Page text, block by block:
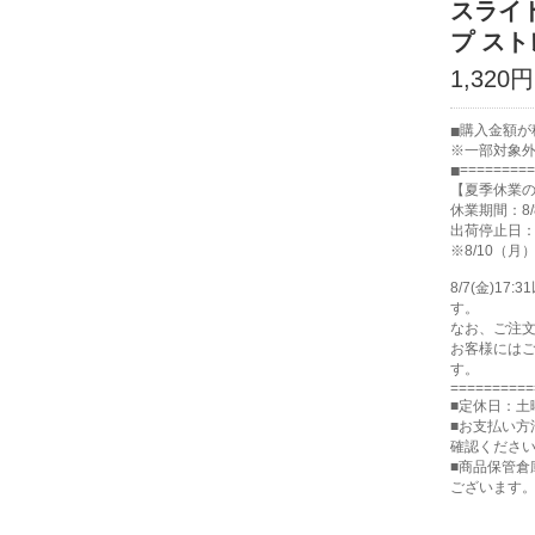
スライ
プ ス
1,320円
購入金額
※一部対象
【夏季休業
休業期間：
出荷停止日
※8/10（月
8/7(金)17:31
す。
なお、ご注
お客様には
す。
■定休日：土
■お支払い方
確認くださ
■商品保管倉
ございます